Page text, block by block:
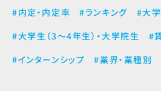
#内定・内定率 #ランキング
#大学
#大学生（3～4年生）・大学院生
#
#インターンシップ
#業界・業種別